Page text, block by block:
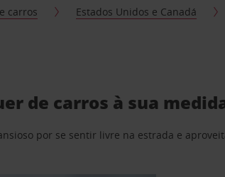
carros Estados Unidos e Canadá
de carros à sua
por se sentir livre na estrada e